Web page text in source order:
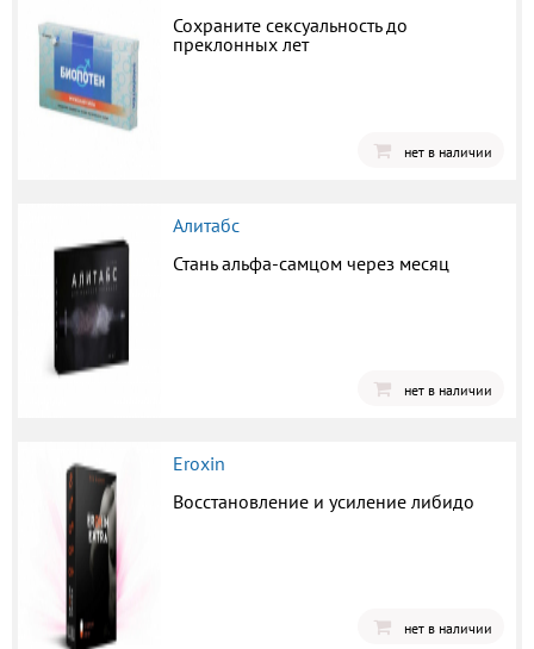
Сохраните сексуальность до
преклонных лет
нет в наличии
Алитабс
Стань альфа-самцом через месяц
нет в наличии
Eroxin
Восстановление и усиление либидо
нет в наличии